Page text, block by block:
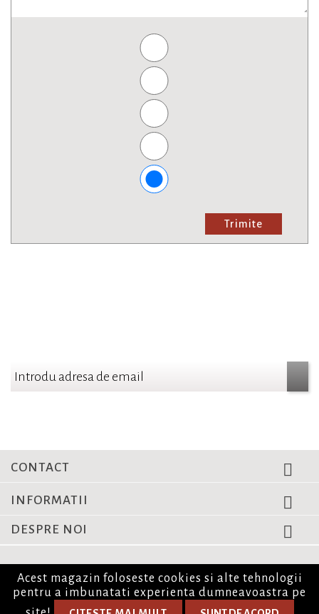
Trimite
CONTACT 
INFORMATII 
DESPRE NOI 
Acest magazin foloseste cookies si alte tehnologii
pentru a imbunatati experienta dumneavoastra pe
© Copyright 2026. Corporate Copy Toate drepturile rezervate.